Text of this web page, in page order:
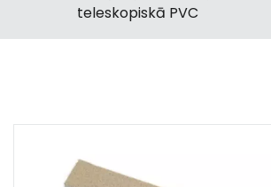
teleskopiskā PVC